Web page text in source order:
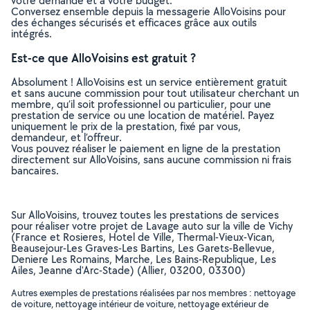
Conversez ensemble depuis la messagerie AlloVoisins pour
des échanges sécurisés et efficaces grâce aux outils
intégrés.
Est-ce que AlloVoisins est gratuit ?
Absolument ! AlloVoisins est un service entièrement gratuit
et sans aucune commission pour tout utilisateur cherchant un
membre, qu’il soit professionnel ou particulier, pour une
prestation de service ou une location de matériel. Payez
uniquement le prix de la prestation, fixé par vous,
demandeur, et l’offreur.
Vous pouvez réaliser le paiement en ligne de la prestation
directement sur AlloVoisins, sans aucune commission ni frais
bancaires.
Sur AlloVoisins, trouvez toutes les prestations de services
pour réaliser votre projet de Lavage auto sur la ville de Vichy
(France et Rosieres, Hotel de Ville, Thermal-Vieux-Vican,
Beausejour-Les Graves-Les Bartins, Les Garets-Bellevue,
Deniere Les Romains, Marche, Les Bains-Republique, Les
Ailes, Jeanne d'Arc-Stade) (Allier, 03200, 03300)
Autres exemples de prestations réalisées par nos membres : nettoyage
de voiture, nettoyage intérieur de voiture, nettoyage extérieur de